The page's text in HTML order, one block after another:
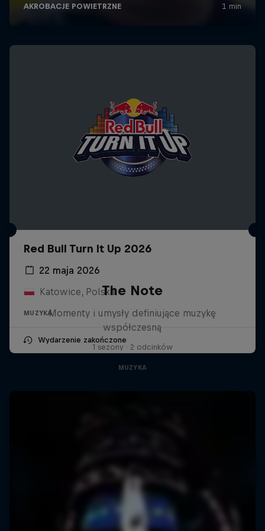
Red Bull Turn It Up 2026
22 maja 2026
Katowice, Polska
MUZYKA
Wydarzenie zakończone
The Note
Momenty i umysły definiujące muzykę
współczesną
1 sezony · 2 odcinków
MUZYKA